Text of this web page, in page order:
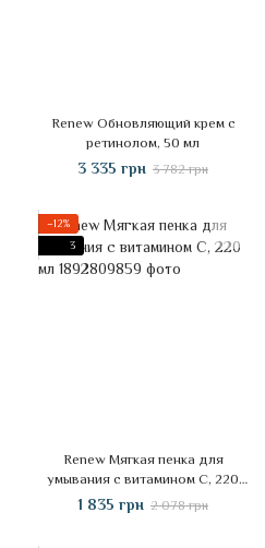
Renew Обновляющий крем с
ретинолом, 50 мл
3 335 грн 3 782 грн
−12%
3
Renew Мягкая пенка для
умывания с витамином С, 220
мл
1 835 грн 2 078 грн